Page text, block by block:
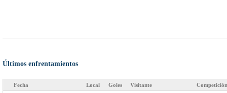
Últimos enfrentamientos
Fecha Local Goles Visitante Competición